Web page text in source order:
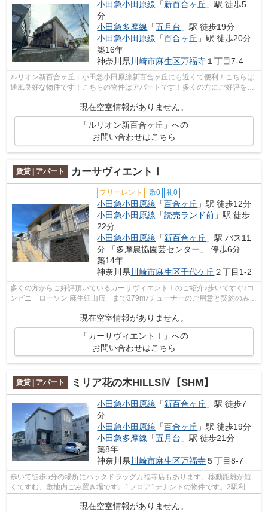
小田急小田原線 「新百合ヶ丘 」駅 徒歩5
分
小田急多摩線 「五月台 」駅 徒歩19分
小田急小田原線 「百合ヶ丘 」駅 徒歩20分
築16年
神奈川県川崎市麻生区万福寺１丁目7-4
ルリオン新百合ヶ丘：小田急小田原線新百合ヶ丘にも近くて便利！こちらは
通風良好な物件です！こちらの物件はアパートです！多くの方にご好評をい
現在空室情報がありません。
「ルリオン新百合ヶ丘」への
お問い合わせはこちら
賃貸 | アパート カーサヴィエントⅠ
フリーレント 敷0 礼0
小田急小田原線 「百合ヶ丘 」駅 徒歩12分
小田急小田原線 「読売ランド前 」駅 徒歩
22分
小田急小田原線 「新百合ヶ丘 」駅 バス11
分 「多摩農協園芸センター」 停歩6分
築14年
神奈川県 川崎市麻生区千代ケ丘 ２丁目1-2
多くの方からご好評頂いているカーサヴィエントⅠのご紹介♪歩いてすぐ♪コ
ンビニ「ローソン 麻生細山店」まで379m♪チューナーのご用意と契約のみ
現在空室情報がありません。
「カーサヴィエントⅠ」への
お問い合わせはこちら
賃貸 | アパート ミリア花の木HILLSⅣ【SHM】
小田急小田原線 「新百合ヶ丘 」駅 徒歩7
分
小田急小田原線 「百合ヶ丘 」駅 徒歩19分
小田急多摩線 「五月台 」駅 徒歩21分
築8年
神奈川県 川崎市麻生区万福寺５丁目8-7
歩いて徒歩5分の場所にハックドラッグ万福寺店もあります。移動距離が短
くてすむ、敷地内ごみ置き場です。1フロア1テナントの物件です。2駅利用
ができるので電車の利用に役立つ物件で...
現在空室情報がありません。